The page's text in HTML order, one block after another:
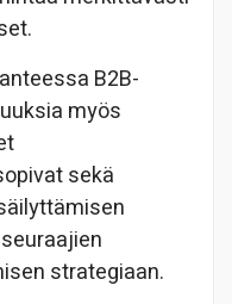
B2B-
myös
sekä
strategiaan.